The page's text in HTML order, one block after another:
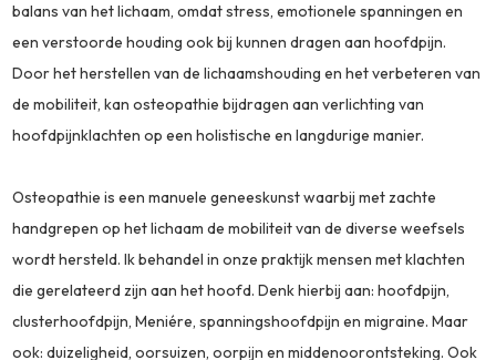
balans van het lichaam, omdat stress, emotionele spanningen en
een verstoorde houding ook bij kunnen dragen aan hoofdpijn.
Door het herstellen van de lichaamshouding en het verbeteren van
de mobiliteit, kan osteopathie bijdragen aan verlichting van
hoofdpijnklachten op een holistische en langdurige manier.
Osteopathie is een manuele geneeskunst waarbij met zachte
handgrepen op het lichaam de mobiliteit van de diverse weefsels
wordt hersteld. Ik behandel in onze praktijk mensen met klachten
die gerelateerd zijn aan het hoofd. Denk hierbij aan: hoofdpijn,
clusterhoofdpijn, Meniére, spanningshoofdpijn en migraine. Maar
ook: duizeligheid, oorsuizen, oorpijn en middenoorontsteking. Ook